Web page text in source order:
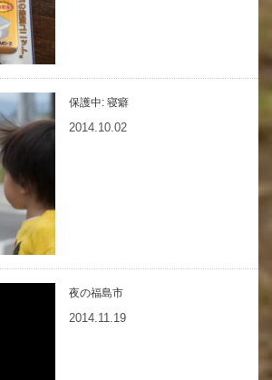
保護中: 寝癖
2014.10.02
夜の福島市
2014.11.19